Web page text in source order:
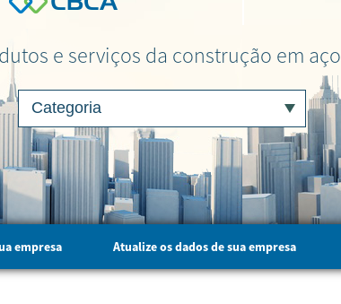
e serviços da construção em aço
empresa Atualizeosdadosde sua empresa